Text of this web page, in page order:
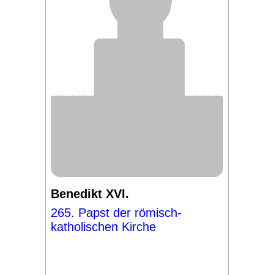
Benedikt XVI.
265. Papst der römisch-
katholischen Kirche